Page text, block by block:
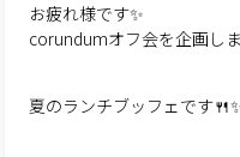
お疲れ様です✨
corundumオフ会を企画し
夏のランチブッフェです